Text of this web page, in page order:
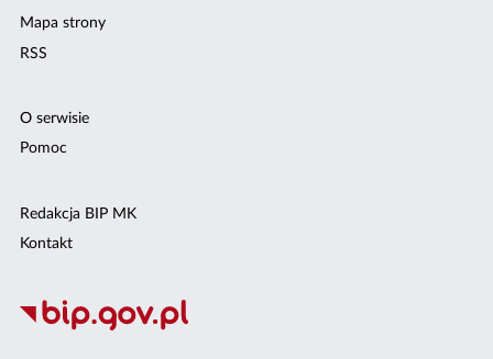
Mapa strony
RSS
O serwisie
Pomoc
Redakcja BIP MK
Kontakt